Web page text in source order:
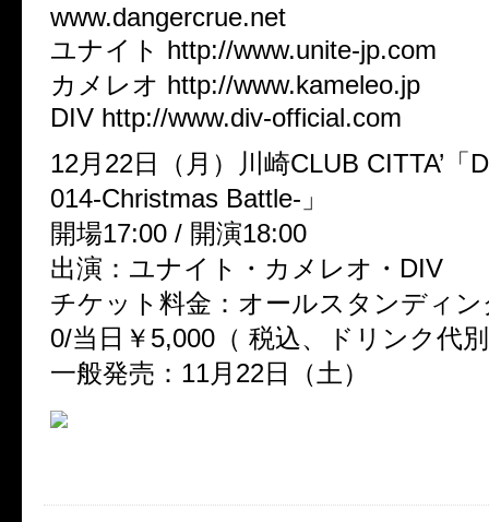
www.dangercrue.net
ユナイト http://www.unite-jp.com
カメレオ http://www.kameleo.jp
DIV http://www.div-official.com
12月22日（月）川崎CLUB CITTA’「
014-Christmas Battle-」
開場17:00 / 開演18:00
出演：ユナイト・カメレオ・DIV
チケット料金：オールスタンディン
0/当日￥5,000（ 税込、ドリンク代
一般発売：11月22日（土）